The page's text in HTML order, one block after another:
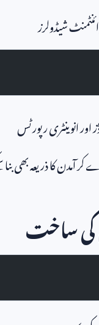
شیڈولرز
انوینٹری رپورٹس
آمدن کا ذریعہ بھی بنا
کی ساخت